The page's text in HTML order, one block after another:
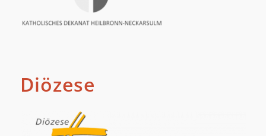
Diözese